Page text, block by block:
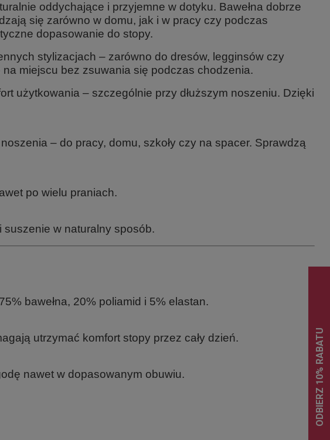
oddychające i przyjemne w dotyku. Bawełna dobrze
się zarówno w domu, jak i w pracy czy podczas
dopasowanie do stopy.
stylizacjach – zarówno do dresów, legginsów czy
miejscu bez zsuwania się podczas chodzenia.
użytkowania – szczególnie przy dłuższym noszeniu. Dzięki
– do pracy, domu, szkoły czy na spacer. Sprawdzą
po wielu praniach.
suszenie w naturalny sposób.
bawełna, 20% poliamid i 5% elastan.
utrzymać komfort stopy przez cały dzień.
nawet w dopasowanym obuwiu.